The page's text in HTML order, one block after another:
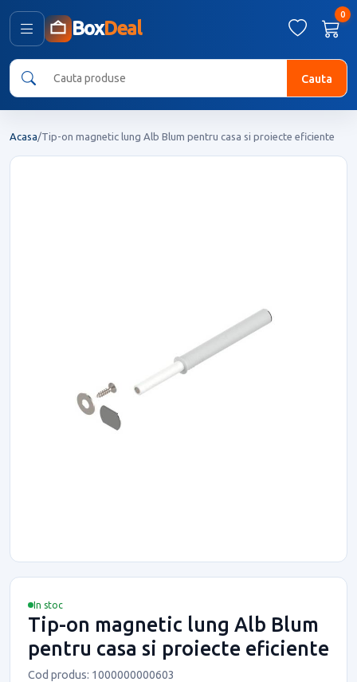
BoxDeal
0
Cauta
Acasa/Tip-on magnetic lung Alb Blum pentru casa si proiecte eficiente
In stoc
Tip-on magnetic lung Alb Blum
pentru casa si proiecte eficiente
Cod produs: 1000000000603